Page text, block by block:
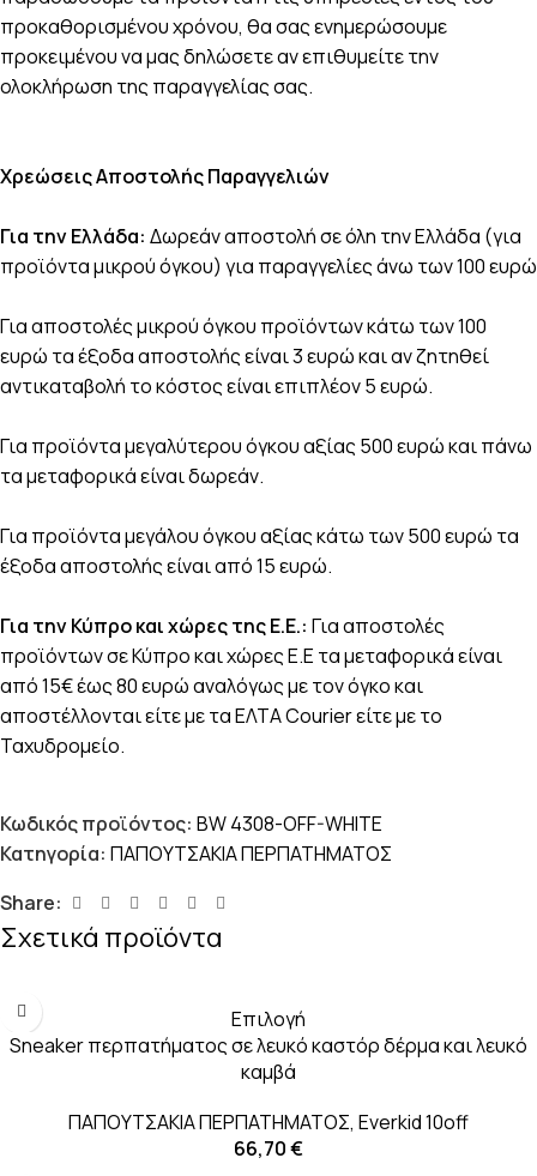
προκαθορισμένου χρόνου, θα σας ενημερώσουμε
προκειμένου να μας δηλώσετε αν επιθυμείτε την
ολοκλήρωση της παραγγελίας σας.
Χρεώσεις Αποστολής Παραγγελιών
Για την Ελλάδα: Δωρεάν αποστολή σε όλη την Ελλάδα (για
προϊόντα μικρού όγκου) για παραγγελίες άνω των 100 ευρώ
Για αποστολές μικρού όγκου προϊόντων κάτω των 100
ευρώ τα έξοδα αποστολής είναι 3 ευρώ και αν ζητηθεί
αντικαταβολή το κόστος είναι επιπλέον 5 ευρώ.
Για προϊόντα μεγαλύτερου όγκου αξίας 500 ευρώ και πάνω
τα μεταφορικά είναι δωρεάν.
Για προϊόντα μεγάλου όγκου αξίας κάτω των 500 ευρώ τα
έξοδα αποστολής είναι από 15 ευρώ.
Για την Κύπρο και χώρες της Ε.Ε.: Για αποστολές
προϊόντων σε Κύπρο και χώρες Ε.Ε τα μεταφορικά είναι
από 15€ έως 80 ευρώ αναλόγως με τον όγκο και
αποστέλλονται είτε με τα ΕΛΤΑ Courier είτε με το
Ταχυδρομείο.
Κωδικός προϊόντος: BW 4308-OFF-WHITE
Κατηγορία: ΠΑΠΟΥΤΣΑΚΙΑ ΠΕΡΠΑΤΗΜΑΤΟΣ
Share:
Σχετικά προϊόντα
Επιλογή
Sneaker περπατήματος σε λευκό καστόρ δέρμα και λευκό
καμβά
ΠΑΠΟΥΤΣΑΚΙΑ ΠΕΡΠΑΤΗΜΑΤΟΣ, Everkid 10off
66,70€